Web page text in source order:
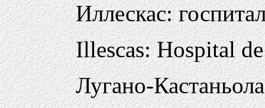
Иллескас:
Illescas: Hospital
Лугано-